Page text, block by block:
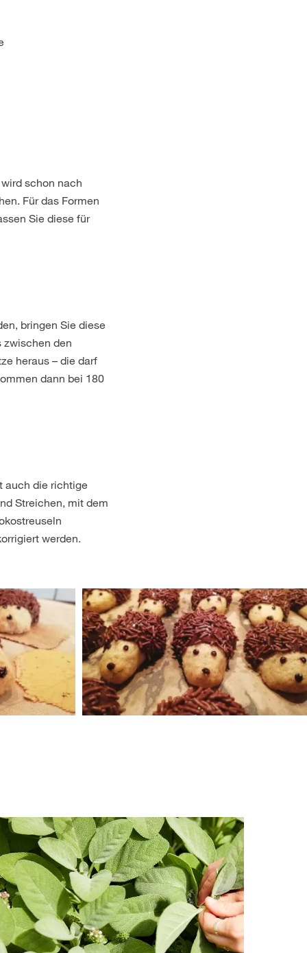
schon nach
Für das Formen
Sie diese für
bringen Sie diese
zwischen den
heraus – die darf
dann bei 180
auch die richtige
Streichen, mit dem
werden.